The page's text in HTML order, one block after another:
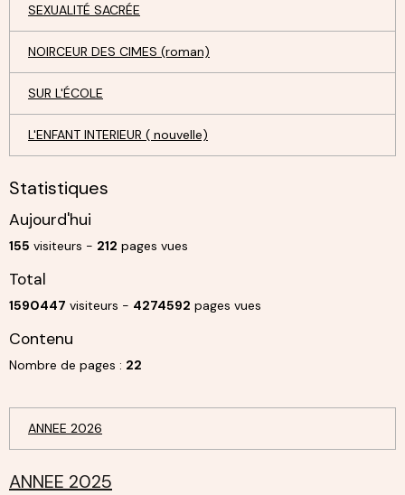
SEXUALITÉ SACRÉE
NOIRCEUR DES CIMES (roman)
SUR L'ÉCOLE
L'ENFANT INTERIEUR ( nouvelle)
Statistiques
Aujourd'hui
155 visiteurs - 212 pages vues
Total
1590447 visiteurs - 4274592 pages vues
Contenu
Nombre de pages : 22
ANNEE 2026
ANNEE 2025